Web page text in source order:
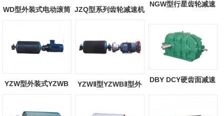
WD型外装式电动滚筒 JZQ型系列齿轮减速机
NGW型行星齿轮减速
YZW型外装式YZWB
YZWⅡ型YZWBⅡ型外
DBY DCY硬齿面减速